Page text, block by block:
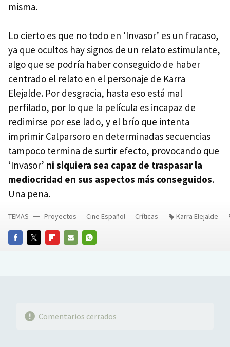
misma.
Lo cierto es que no todo en ‘Invasor’ es un fracaso,
ya que ocultos hay signos de un relato estimulante,
algo que se podría haber conseguido de haber
centrado el relato en el personaje de Karra
Elejalde. Por desgracia, hasta eso está mal
perfilado, por lo que la película es incapaz de
redimirse por ese lado, y el brío que intenta
imprimir Calparsoro en determinadas secuencias
tampoco termina de surtir efecto, provocando que
‘Invasor’ ni siquiera sea capaz de traspasar la
mediocridad en sus aspectos más conseguidos.
Una pena.
FACEBOOKTWITTERFLIPBOARD
E-
WHATSAPP
TEMAS Proyectos Cine Español Críticas Karra Elejalde
Comentarios cerrados